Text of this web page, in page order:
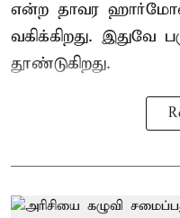
என்ற தாவர
வகிக்கிறது.
தூண்டுகிறது.